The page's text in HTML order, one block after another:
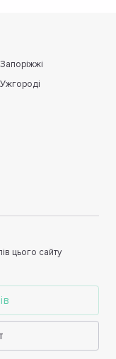
цього сайту